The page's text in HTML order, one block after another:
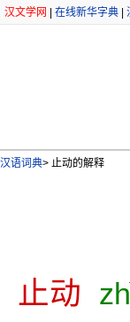
汉文学网 在线新华字典
汉语词典> 止动的解释
止动